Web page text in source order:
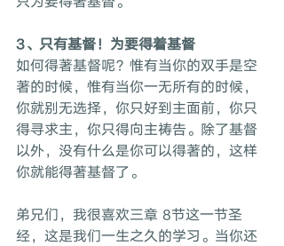
3、只有基督！为要得着基督
如何得著基督呢？惟有当你的双手是空
著的时候，惟有当你一无所有的时候，
你就别无选择，你只好到主面前，你只
得寻求主，你只得向主祷告。除了基督
以外，没有什么是你可以得著的，这样
你就能得著基督了。
弟兄们，我很喜欢三章 8节这一节圣
经，这是我们一生之久的学习。当你还